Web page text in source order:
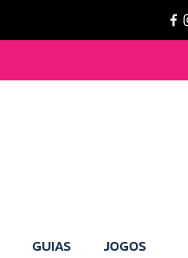
GUIAS JOGOS